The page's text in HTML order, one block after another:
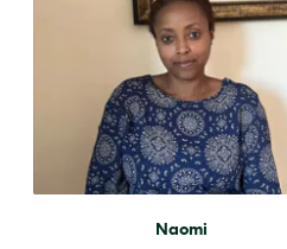
Naomi